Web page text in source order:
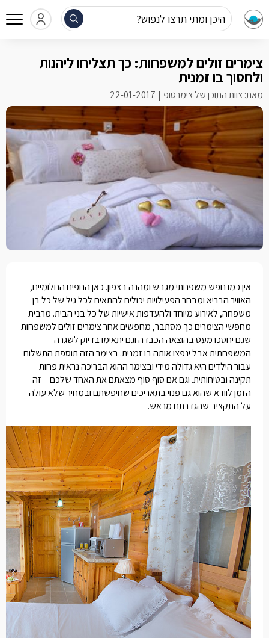
היכן ומתי תרצו לנפוש?
צימרים זולים למשפחות: כך תצליחו ליהנות
ולחסוך בו זמנית
מאת: צוות התוכן של צימרטופ 22-01-2017
אין כמו נופש משפחתי מגבש ומהנה בצפון. כאן הנופים החלומיים,
האוויר הבריא ומבחר הפעילויות יכולים להתאים לכל גיל של כל בן
משפחה, לאירוע מיוחד ולהעדפות אישיות של כל בני הבית. מרבית
מחפשי הצימרים כך מסתבר, מחפשים אחרצימרים זולים למשפחות
שגם יחסכו מעט בהוצאה הכבדה וגם יתאימו בדיוק לשגרה
המשפחתית אבל ינפצו אותה בו זמנית. בצימר הזה תוספת התשלום
עבור הילדים היא גדולה מידי ובצימר ההוא הבריכה נראית פחות
תקינה ובטיחותית. וגם אם סוף סוף מצאתם את האחד שלכם – זה
הזמן לוודא שהוא גם פנוי בתאריכים שחיפשתם ובמחיר שלא עולה
על התקציב שהגדרתם מראש.